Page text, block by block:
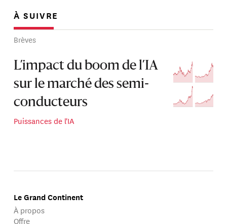
À SUIVRE
Brèves
L’impact du boom de l’IA
sur le marché des semi-
conducteurs
Puissances de l'IA
Le Grand Continent
À propos
Offre